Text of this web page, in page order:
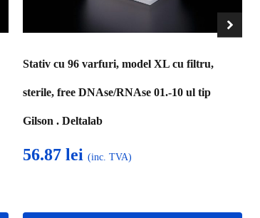
Stativ cu 96 varfuri, model XL cu filtru,
sterile, free DNAse/RNAse 01.-10 ul tip
Gilson . Deltalab
56.87 lei (inc. TVA)